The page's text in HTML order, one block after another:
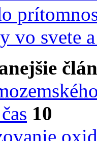
vo svete
10